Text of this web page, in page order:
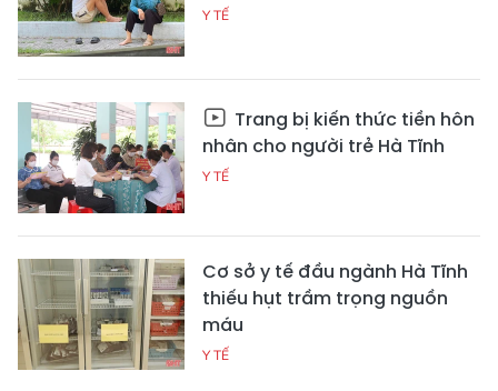
Y TẾ
Trang bị kiến thức tiền hôn
nhân cho người trẻ Hà Tĩnh
Y TẾ
Cơ sở y tế đầu ngành Hà Tĩnh
thiếu hụt trầm trọng nguồn
máu
Y TẾ